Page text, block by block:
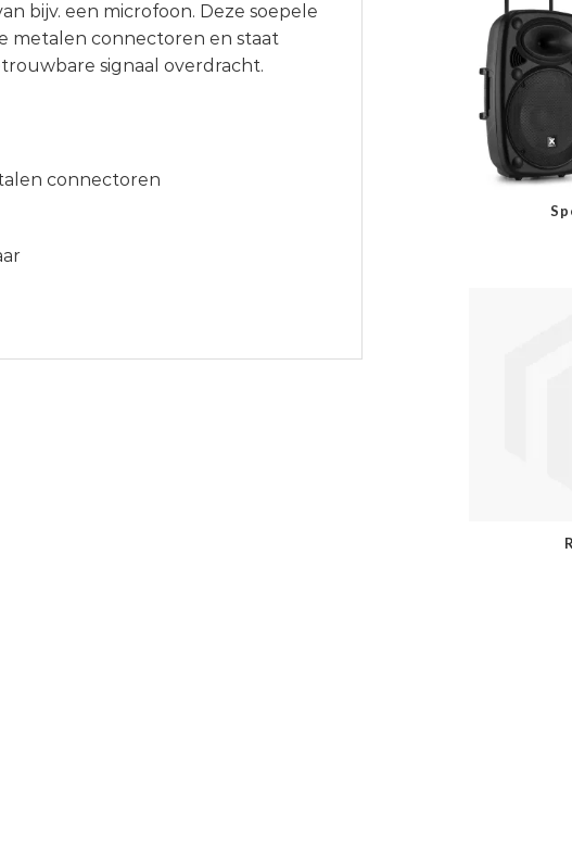
bijv. een microfoon. Deze soepele
metalen connectoren en staat
signaal overdracht.
connectoren